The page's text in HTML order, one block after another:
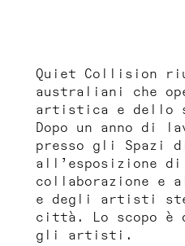
Quiet Collision
australiani che
artistica e dello
Dopo un anno di
presso gli Spazi
all’esposizione
collaborazione e
e degli artisti
città. Lo scopo è
gli artisti.